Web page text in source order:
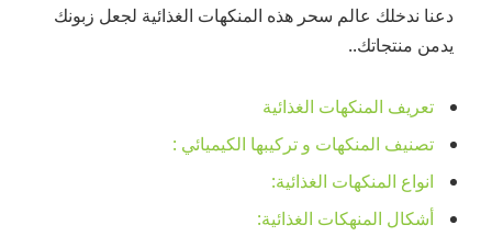
دعنا ندخلك عالم سحر هذه المنكهات الغذائية لجعل زبونك
يدمن منتجاتك..
تعريف المنكهات الغذائية
تصنيف المنكهات و تركيبها الكيميائي :
انواع المنكهات الغذائية:
أشكال المنهكات الغذائية: